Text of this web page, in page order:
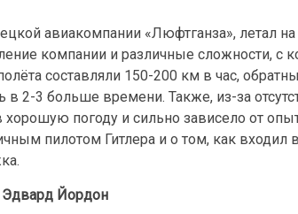
авиакомпании «Люфтганза», летал
компании и различные сложности, с
составляли 150-200 км в час,
в 2-3 больше времени. Также, из-за
погоду и сильно зависело от
пилотом Гитлера и о том, как
Йордон